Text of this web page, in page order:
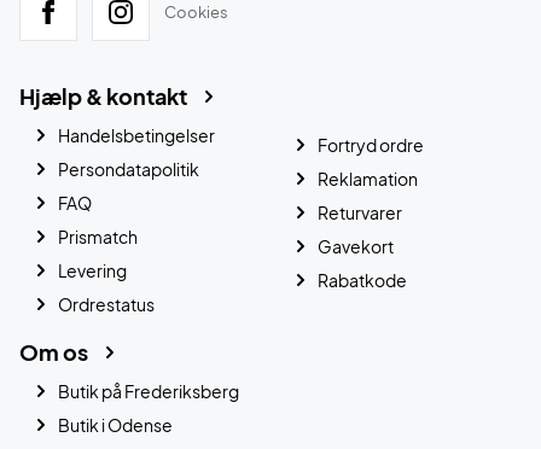
Cookies
Hjælp & kontakt
Handelsbetingelser
Persondatapolitik
FAQ
Prismatch
Levering
Ordrestatus
Fortryd ordre
Reklamation
Returvarer
Gavekort
Rabatkode
Om os
Butik på Frederiksberg
Butik i Odense